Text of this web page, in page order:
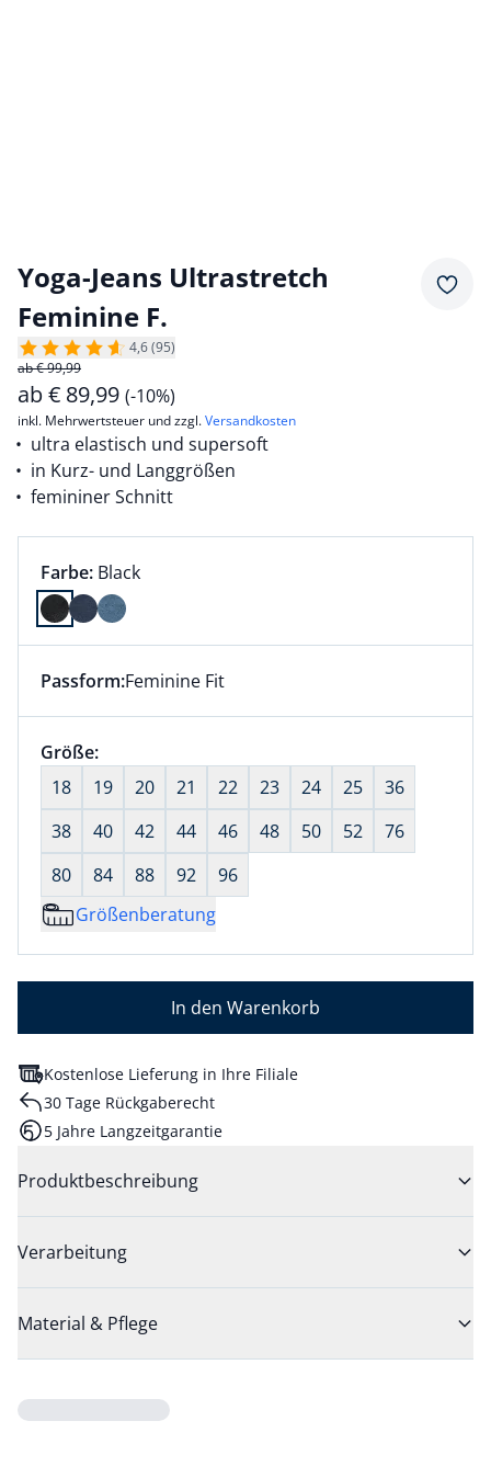
Yoga-Jeans Ultrastretch
Feminine F.
4,6 (95)
ab € 99,99
ab€ 89,99 (-10%)
inkl. Mehrwertsteuer und zzgl.Versandkosten
ultra elastisch und supersoft
in Kurz- und Langgrößen
femininer Schnitt
Farbauswahl:
Farbe: aktuell ausgewählt:
Black
Farbe Black ausgewählt
Dieser Artikel hat die Passform Feminine Fit. für
Passform:Feminine Fit
Größenauswahl:
Größe:nichts ausgewählt
18
19 20 21 22 23 24 25
36
38
40 42 44 46 48 50 52
76
80
84 88 92
96
Größenberatung
In den Warenkorb
Kostenlose Lieferung in Ihre Filiale
30 Tage Rückgaberecht
5 Jahre Langzeitgarantie
Produktbeschreibung
Verarbeitung
Material & Pflege